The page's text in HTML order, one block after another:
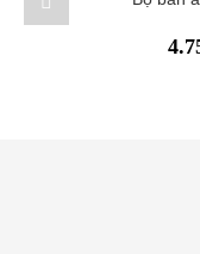
bán thực tế của sản